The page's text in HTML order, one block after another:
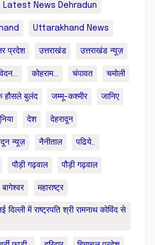
Latest News Dehradun
Uttarakhand News
प्रदेश उत्तराखंड उत्तराखंड न्यूज़
कोहराम... चंपावत चमोली
हौसले बुलंद जम्मू-कश्मीर जानिए
देश देहरादून
न्यूज़ नैनीताल पढिये..
पौड़ी गढ़वाल पौड़ी गढ़वाल
बागेश्वर महाराष्ट्र
दिल्ली में राष्ट्रपति श्री रामनाथ कोविंद से